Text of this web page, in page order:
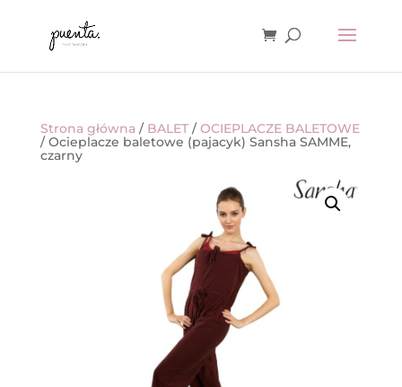
Strona główna / BALET/OCIEPLACZE BALETOWE
/ Ocieplacze baletowe (pajacyk) Sansha SAMME,
czarny